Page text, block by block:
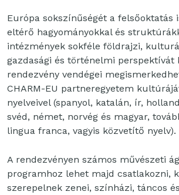
Európa sokszínűségét a felsőoktatás
eltérő hagyományokkal és
intézmények sokféle földrajzi,
gazdasági és történelmi perspektívát
rendezvény vendégei
CHARM-EU partneregyetem
nyelveivel (spanyol, katalán, ír,
svéd, német, norvég és magyar,
lingua franca, vagyis közvetítő nyelv).
A rendezvényen számos művészeti
programhoz lehet majd csatlakozni,
szerepelnek zenei, színházi, táncos